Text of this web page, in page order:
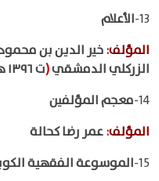
13- الأعلام
المؤلف:خير الدين بن
الزركلي الدمشقي(ت ١٣٩٦ هـ
14- معجم المؤلفين
المؤلف:عمر رضا كحالة
15- الموسوعة الفقهية